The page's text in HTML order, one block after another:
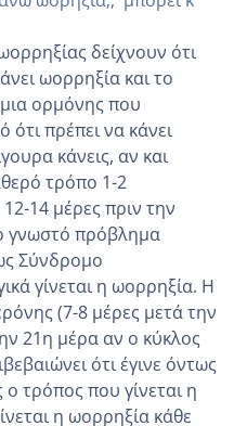
δείχνουν ότι
ωορρηξία και το
ορμόνης που
πρέπει να κάνει
κάνεις, αν και
τρόπο 1-2
14 μέρες πριν την
γνωστό πρόβλημα
Σύνδρομο
γίνεται η ωορρηξία. Η
(7-8 μέρες μετά την
21η μέρα αν ο κύκλος
ότι έγινε όντως
τρόπος που γίνεται η
η ωορρηξία κάθε